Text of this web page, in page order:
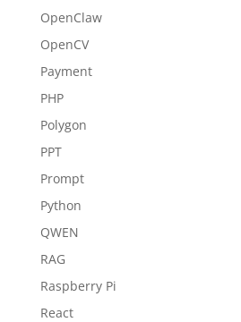
OpenClaw
OpenCV
Payment
PHP
Polygon
PPT
Prompt
Python
QWEN
RAG
Raspberry Pi
React